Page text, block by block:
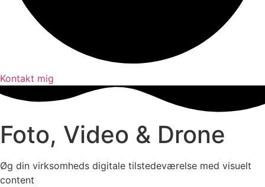
Kontakt mig
Foto, Video & Drone
Øg din virksomheds digitale tilstedeværelse med visuelt
content